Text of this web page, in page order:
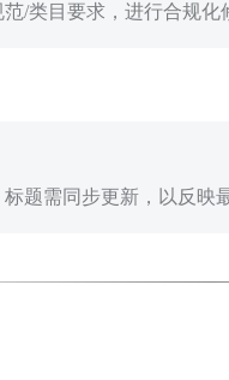
/类目要求，进行合规化
题需同步更新，以反映